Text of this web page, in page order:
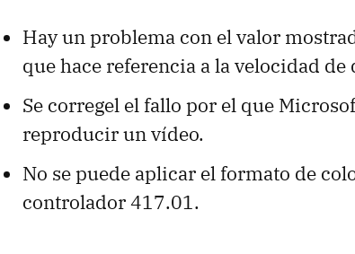
Hay un problema con el valor
que hace referencia a la velocidad de
Se corregel el fallo por el que
reproducir un vídeo.
No se puede aplicar el formato de
controlador 417.01.